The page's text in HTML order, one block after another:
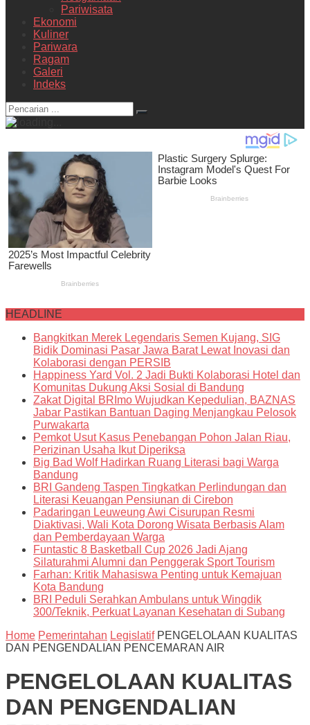
Pariwisata
Ekonomi
Kuliner
Pariwara
Ragam
Galeri
Indeks
HEADLINE
Bangkitkan Merek Legendaris Semen Kujang, SIG
Bidik Dominasi Pasar Jawa Barat Lewat Inovasi dan
Kolaborasi dengan PERSIB
Happiness Yard Vol. 2 Jadi Bukti Kolaborasi Hotel dan
Komunitas Dukung Aksi Sosial di Bandung
Zakat Digital BRImo Wujudkan Kepedulian, BAZNAS
Jabar Pastikan Bantuan Daging Menjangkau Pelosok
Purwakarta
Pemkot Usut Kasus Penebangan Pohon Jalan Riau,
Perizinan Usaha Ikut Diperiksa
Big Bad Wolf Hadirkan Ruang Literasi bagi Warga
Bandung
BRI Gandeng Taspen Tingkatkan Perlindungan dan
Literasi Keuangan Pensiunan di Cirebon
Padaringan Leuweung Awi Cisurupan Resmi
Diaktivasi, Wali Kota Dorong Wisata Berbasis Alam
dan Pemberdayaan Warga
Funtastic 8 Basketball Cup 2026 Jadi Ajang
Silaturahmi Alumni dan Penggerak Sport Tourism
Farhan: Kritik Mahasiswa Penting untuk Kemajuan
Kota Bandung
BRI Peduli Serahkan Ambulans untuk Wingdik
300/Teknik, Perkuat Layanan Kesehatan di Subang
Home Pemerintahan Legislatif PENGELOLAAN KUALITAS
DAN PENGENDALIAN PENCEMARAN AIR
PENGELOLAAN KUALITAS
DAN PENGENDALIAN